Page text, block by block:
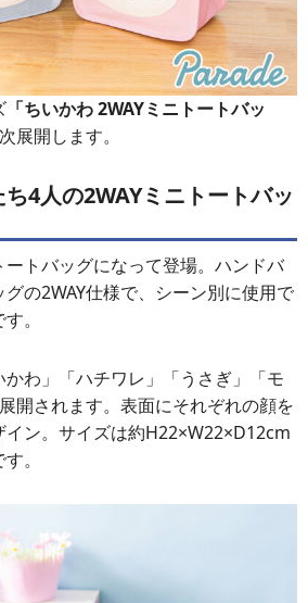
「ちいかわ 2WAYミニトートバッ
展開します。
4人の2WAYミニトートバッ
トバッグになって登場。ハンドバ
の2WAY仕様で、シーン別に使用で
。
わ」「ハチワレ」「うさぎ」「モ
開されます。表面にそれぞれの顔を
イン。サイズは約H22×W22×D12cm
。